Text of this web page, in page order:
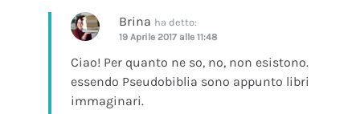
Brina ha detto:
19 Aprile 2017 alle 11:48
Ciao! Per quanto ne so, no, non esistono.
essendo Pseudobiblia sono appunto libri
immaginari.